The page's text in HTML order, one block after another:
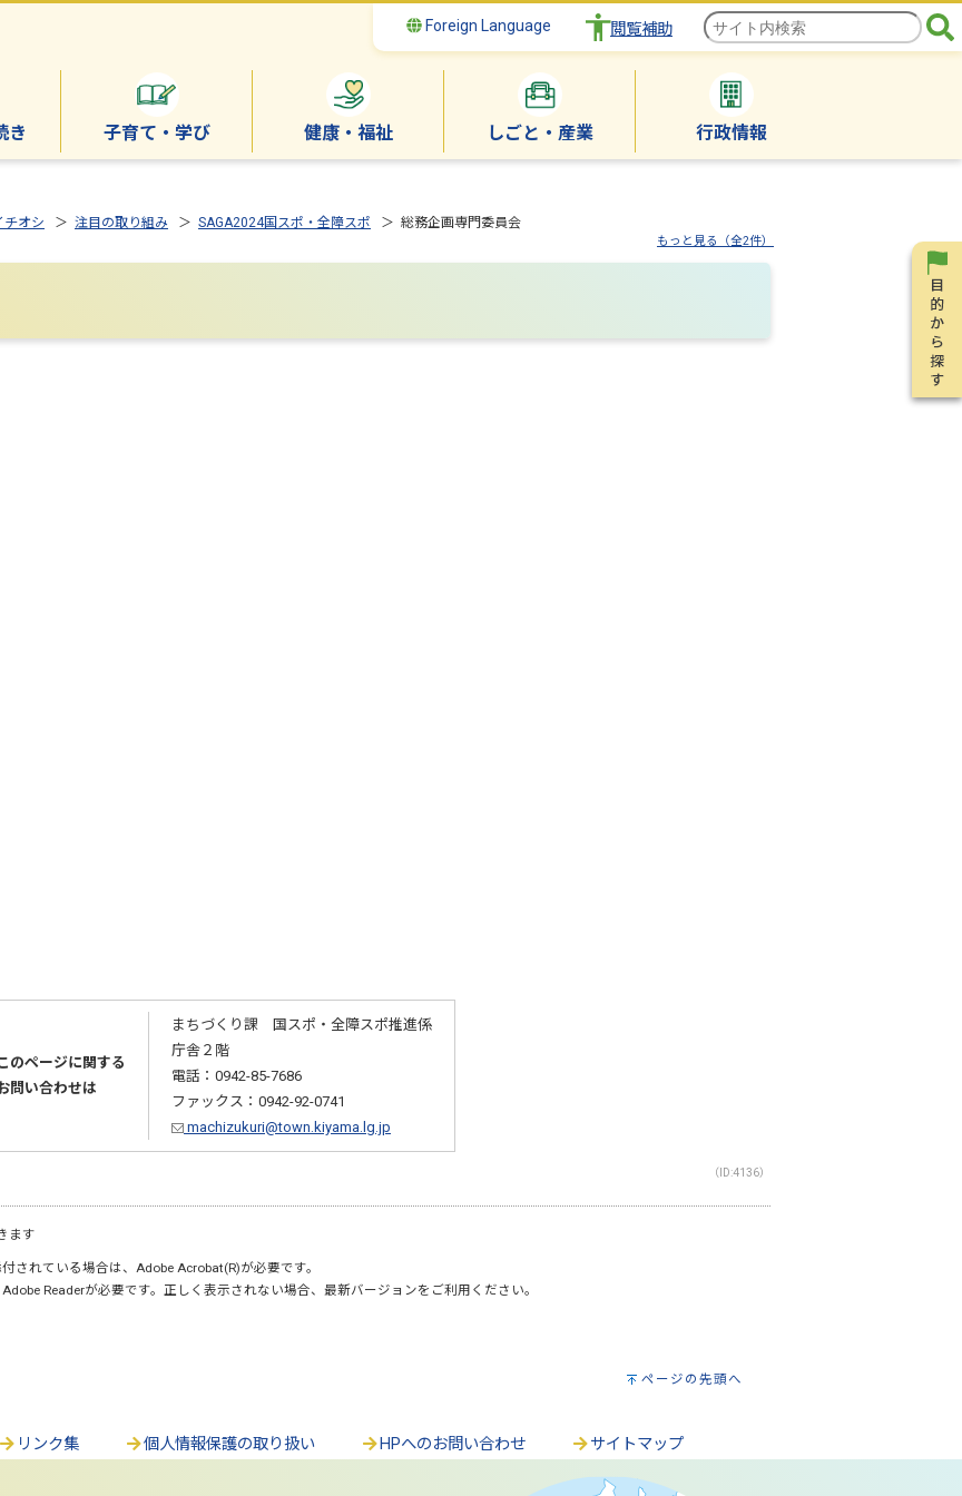
Foreign Language 閲覧補助
き 子育て・学び 健康・福祉 しごと・産業 行政情報
チオシ ＞ 注目の取り組み ＞ SAGA2024国スポ・全障スポ ＞ 総務企画専門委員会
もっと見る（全2件）
のページに関する
問い合わせは
まちづくり課 国スポ・全障スポ推進係
庁舎２階
電話：0942-85-7686
ファックス：0942-92-0741
machizukuri@town.kiyama.lg.jp
（ID:4136）
ます
されている場合は、Adobe Acrobat(R)が必要です。
Readerが必要です。正しく表示されない場合、最新バージョンをご利用ください。
ページの先頭へ
リンク集 個人情報保護の取り扱い HPへのお問い合わせ サイトマップ